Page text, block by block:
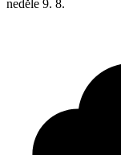
neděle 9. 8.